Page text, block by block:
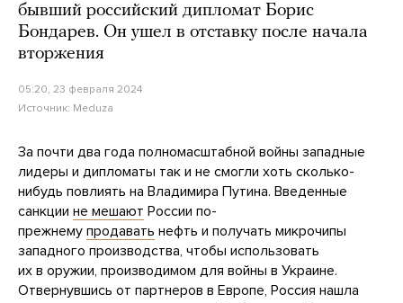
бывший российский дипломат Борис
Бондарев. Он ушел в отставку после начала
вторжения
05:20, 23 февраля 2024
Источник: Meduza
За почти два года полномасштабной войны западные
лидеры и дипломаты так и не смогли хоть сколько-
нибудь повлиять на Владимира Путина. Введенные
санкции не мешают России по-
прежнему продавать нефть и получать микрочипы
западного производства, чтобы использовать
их в оружии, производимом для войны в Украине.
Отвернувшись от партнеров в Европе, Россия нашла